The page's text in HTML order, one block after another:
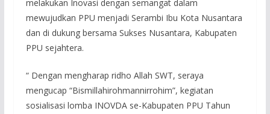
melakukan Inovasi dengan semangat dalam
mewujudkan PPU menjadi Serambi Ibu Kota Nusantara
dan di dukung bersama Sukses Nusantara, Kabupaten
PPU sejahtera.
“ Dengan mengharap ridho Allah SWT, seraya
mengucap “Bismillahirohmannirrohim”, kegiatan
sosialisasi lomba INOVDA se-Kabupaten PPU Tahun